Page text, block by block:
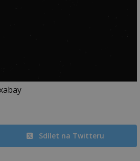
Sdílet na Twitteru